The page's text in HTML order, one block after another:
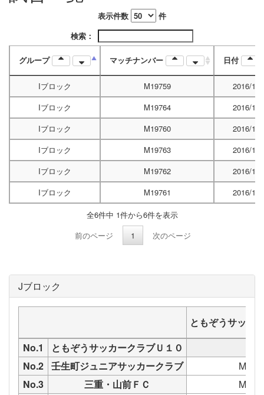
表示件数
件
検索：
グループ マッチナンバー 日付
Iブロック M19759
2016/12/
Iブロック
M19764
2016/12/
Iブロック
M19760
2016/12/
Iブロック
M19763
2016/12/
Iブロック
M19762
2016/12/
Iブロック
M19761
2016/12/
全6件中 1件から6件を表示
前のページ
1 次のページ
Jブロック
ともぞうサッカ
No.1
ともぞうサッカークラブＵ１０
No.2 壬生町ジュニアサッカークラブ
No.3
三重・山前ＦＣ